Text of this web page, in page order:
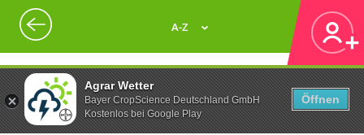
Agrar Wetter
Bayer CropScience Deutschland GmbH
Kostenlos bei Google Play
Öffnen
A-Z